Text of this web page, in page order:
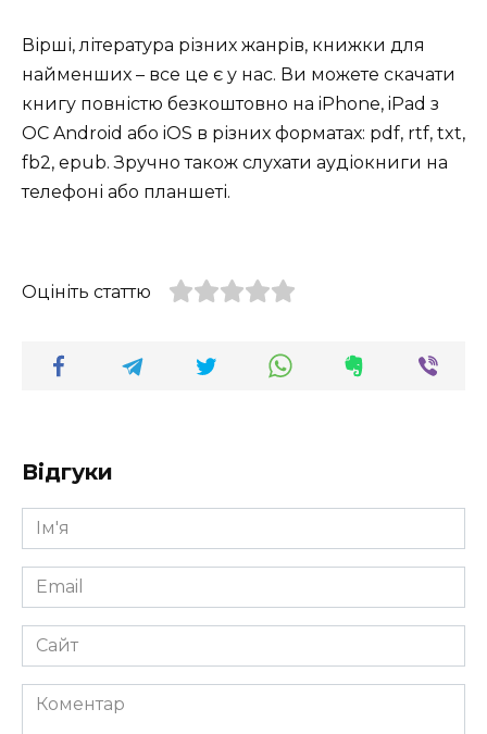
Вірші, література різних жанрів, книжки для
найменших – все це є у нас. Ви можете скачати
книгу повністю безкоштовно на iPhone, iPad з
ОС Android або iOS в різних форматах: pdf, rtf, txt,
fb2, epub. Зручно також слухати аудіокниги на
телефоні або планшеті.
Оцініть статтю
Відгуки
Ім'я
*
Email
*
Сайт
Коментар